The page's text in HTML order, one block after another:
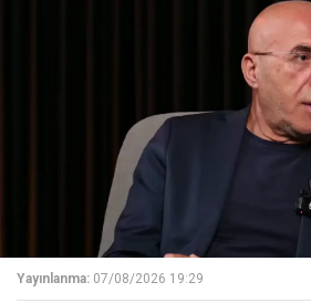
Yayınlanma: 07/08/2026 19:29